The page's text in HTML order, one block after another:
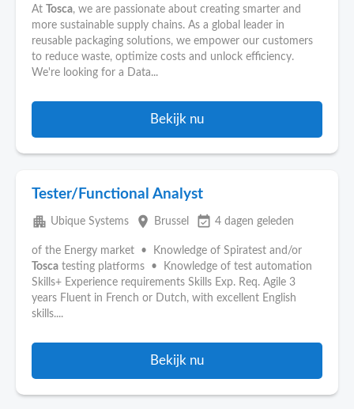
At Tosca, we are passionate about creating smarter and
more sustainable supply chains. As a global leader in
reusable packaging solutions, we empower our customers
to reduce waste, optimize costs and unlock efficiency.
We're looking for a Data...
Bekijk nu
Tester/Functional Analyst
apartment Ubique Systems place Brussel event_available 4 dagen geleden
of the Energy market • Knowledge of Spiratest and/or
Tosca testing platforms • Knowledge of test automation
Skills+ Experience requirements Skills Exp. Req. Agile 3
years Fluent in French or Dutch, with excellent English
skills....
Bekijk nu